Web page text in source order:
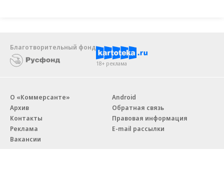
Благотворительный фонд
18+ реклама
О «Коммерсанте»
Архив
Контакты
Реклама
Вакансии
Android
Обратная связь
Правовая информация
E-mail рассылки